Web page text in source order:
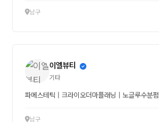
남구
이엘뷰티
기타
파메스테틱 | 크라이오더마플래닝 | 노글루수분펌
남구